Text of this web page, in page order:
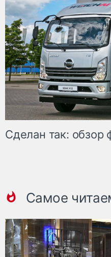
Сделан так: обзор
Самое